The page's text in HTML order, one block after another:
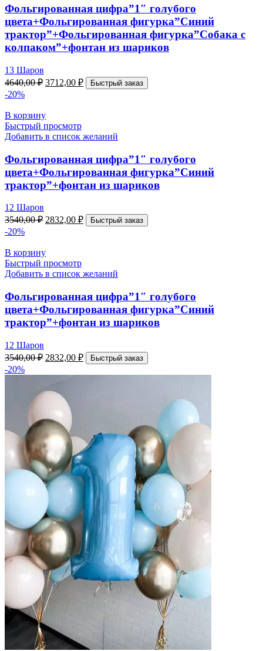
Фольгированная цифра”1″ голубого
цвета+Фольгированная фигурка”Синий
трактор”+Фольгированная фигурка”Собака с
колпаком”+фонтан из шариков
13 Шаров
4640,00₽ 3712,00 ₽ Быстрый заказ
-20%
В корзину
Быстрый просмотр
Добавить в список желаний
Фольгированная цифра”1″ голубого
цвета+Фольгированная фигурка”Синий
трактор”+фонтан из шариков
12 Шаров
3540,00₽ 2832,00 ₽ Быстрый заказ
-20%
В корзину
Быстрый просмотр
Добавить в список желаний
Фольгированная цифра”1″ голубого
цвета+Фольгированная фигурка”Синий
трактор”+фонтан из шариков
12 Шаров
3540,00₽ 2832,00 ₽ Быстрый заказ
-20%